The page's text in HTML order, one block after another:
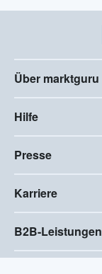
Über marktguru
Hilfe
Presse
Karriere
B2B-Leistungen